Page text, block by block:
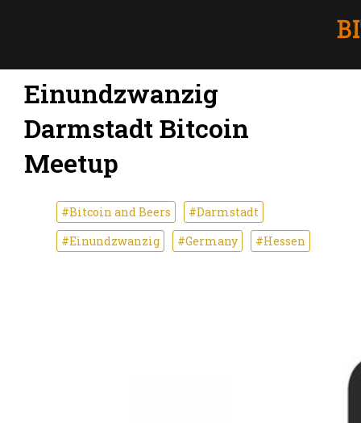
Einundzwanzig
Darmstadt Bitcoin
Meetup
#Bitcoin and Beers
#Darmstadt
#Einundzwanzig
#Germany #Hessen